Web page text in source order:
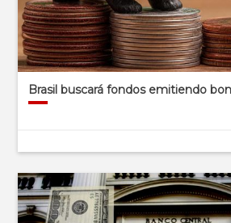
Brasil buscará fondos emitiendo